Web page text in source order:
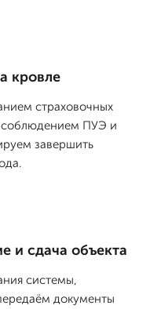
кровле
страховочных
соблюдением ПУЭ и
завершить
и сдача объекта
системы,
документы